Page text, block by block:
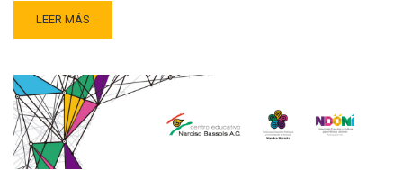
READ
MORE
LOS
CUADERNOS
DE
APOYO
CURRICULAR,
¿FAVORECEN
LEER MÁS